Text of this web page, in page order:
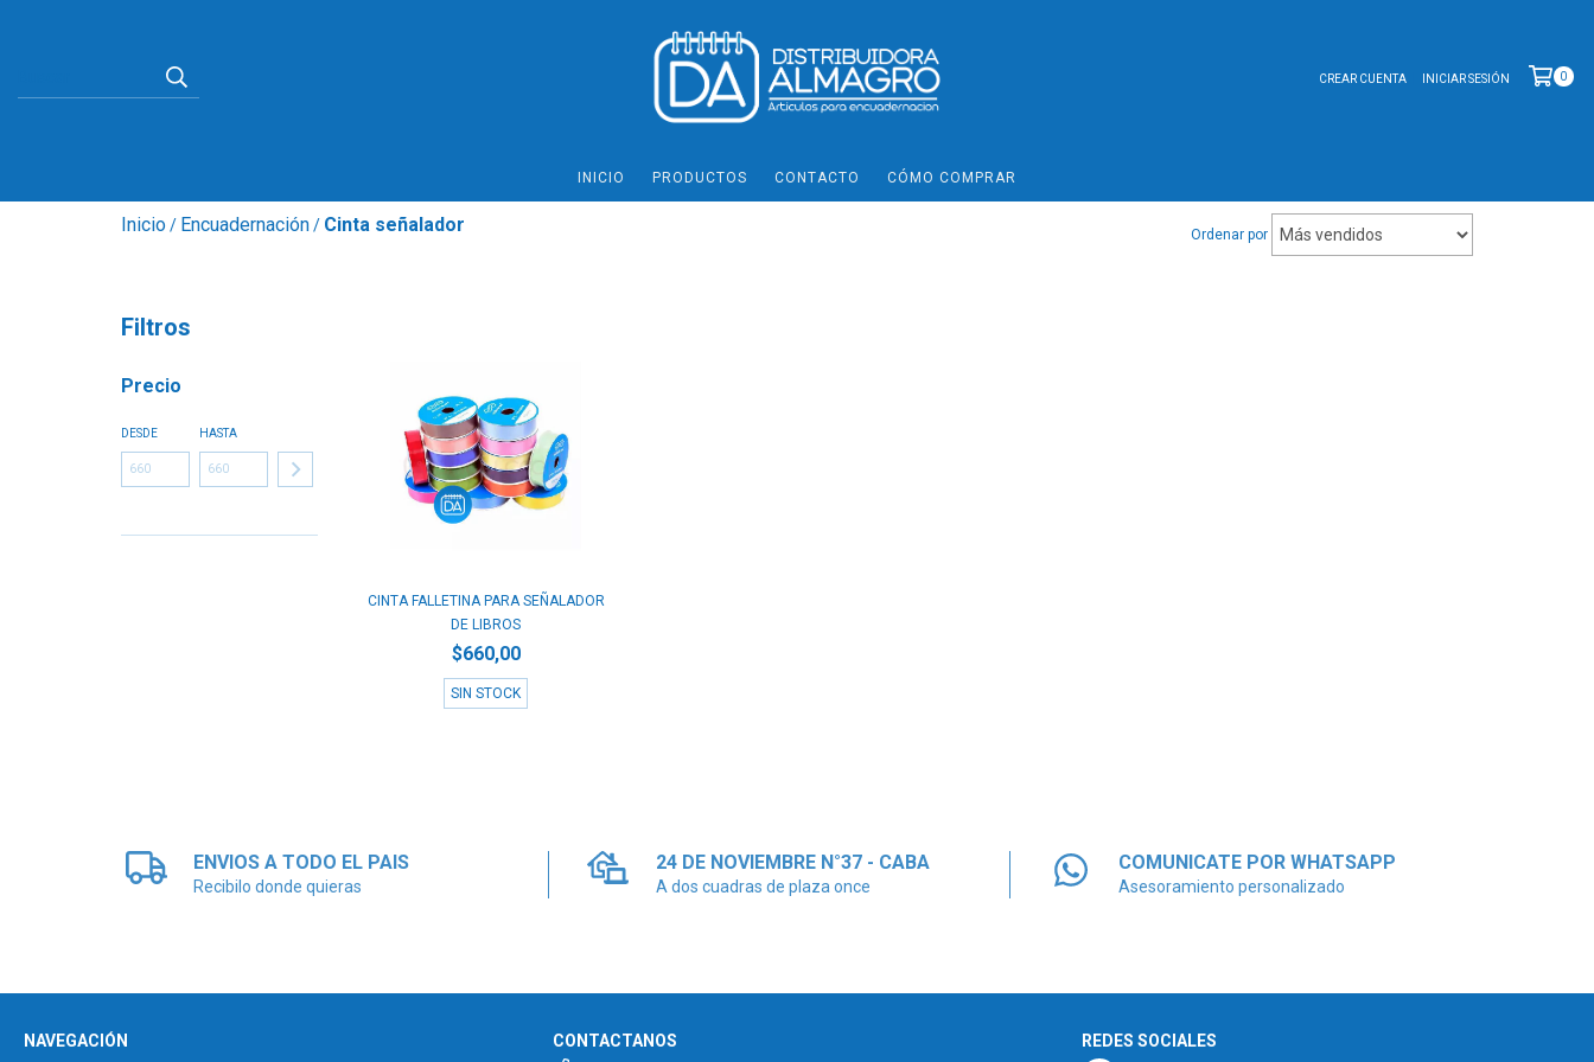
CREAR CUENTA INICIAR SESIÓN 0
INICIO PRODUCTOS CONTACTO CÓMO COMPRAR
Inicio/ Encuadernación/ Cinta señalador Ordenar por
Filtros
Precio
DESDE HASTA
CINTA FALLETINA PARA SEÑALADOR
DE LIBROS
$660,00
SIN STOCK
ENVIOS A TODO EL PAIS
Recibilo donde quieras
24 DE NOVIEMBRE N°37 - CABA
A dos cuadras de plaza once
COMUNICATE POR WHATSAPP
Asesoramiento personalizado
NAVEGACIÓN
CONTACTANOS
REDES SOCIALES